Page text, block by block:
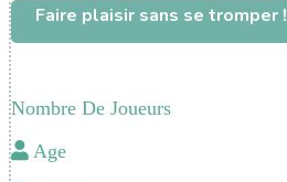
Faire plaisir sans se tromper !
Nombre De Joueurs
Age